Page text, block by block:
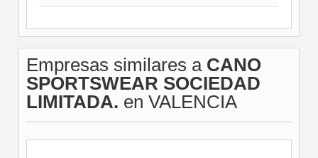
Empresas similares a CANO
SPORTSWEAR SOCIEDAD
LIMITADA. en VALENCIA